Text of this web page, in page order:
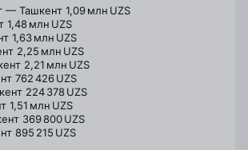
— Ташкент 1,09 млн UZS
1,48 млн UZS
1,63 млн UZS
2,25 млн UZS
2,21 млн UZS
762 426 UZS
224 378 UZS
1,51 млн UZS
369 800 UZS
895 215 UZS